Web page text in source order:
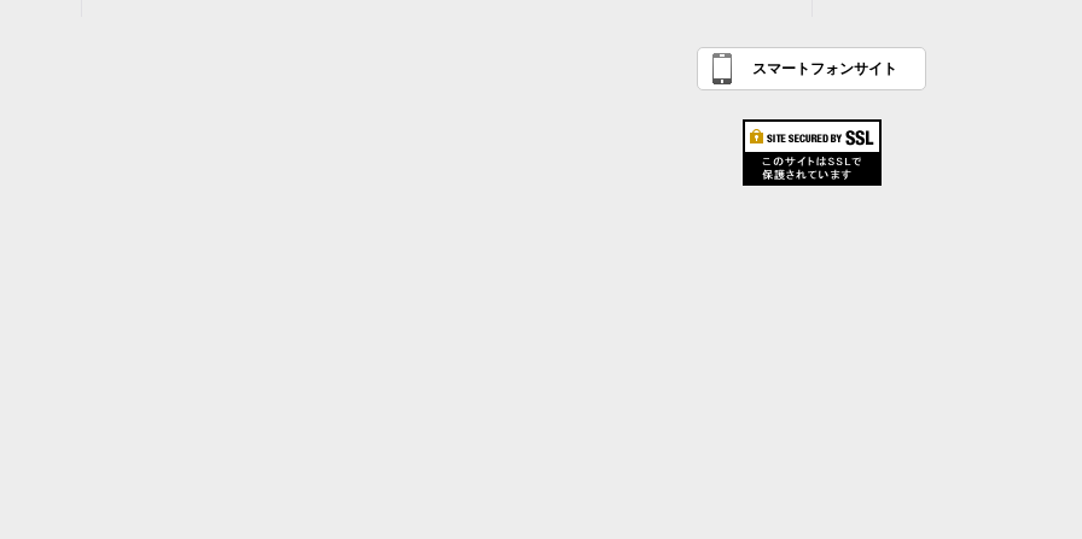
スマートフォンサイト